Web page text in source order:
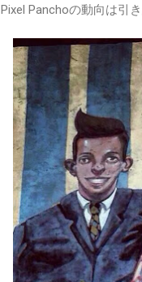
Pixel Panchoの動向は引